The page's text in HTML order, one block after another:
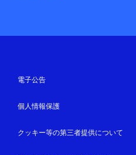
電子公告
個人情報保護
クッキー等の第三者提供について